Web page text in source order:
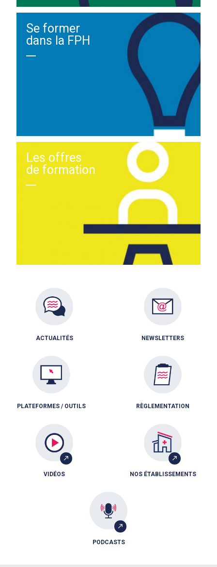
Se former
dans la FPH
Les offres
de formation
ACTUALITÉS NEWSLETTERS
PLATEFORMES / OUTILS RÈGLEMENTATION
VIDÉOS NOS ÉTABLISSEMENTS
PODCASTS